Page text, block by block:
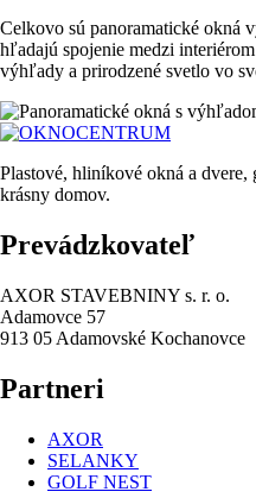
Celkovo sú panoramatické okná
hľadajú spojenie medzi
výhľady a prirodzené svetlo vo
Plastové, hliníkové okná a dvere,
krásny domov.
Prevádzkovateľ
AXOR STAVEBNINY s. r. o.
Adamovce 57
913 05 Adamovské Kochanovce
Partneri
AXOR
SELANKY
GOLF NEST